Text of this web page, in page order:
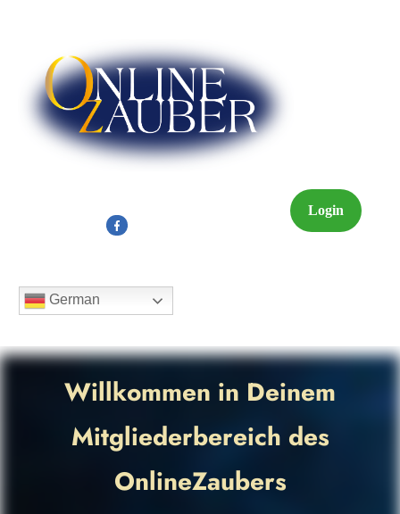
Login
German
Willkommen in Deinem
Mitgliederbereich des
OnlineZaubers